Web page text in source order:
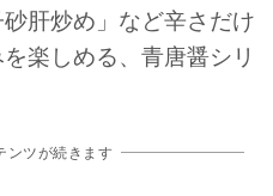
肝炒め」など辛さだけ
楽しめる、青唐醤シリ
ンツが続きます